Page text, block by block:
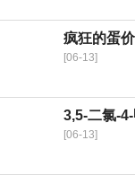
疯狂的蛋
[06-13]
3,5-二氯-
[06-13]